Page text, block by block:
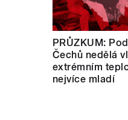
PRŮZKUM:
Čechů nedělá
extrémním
nejvíce mladí